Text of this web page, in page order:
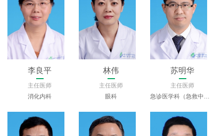
孔洪
主任医师
心血管内科
邹胜琴
主任医师
耳鼻喉头颈外科
祝彪
主任医师
血液科